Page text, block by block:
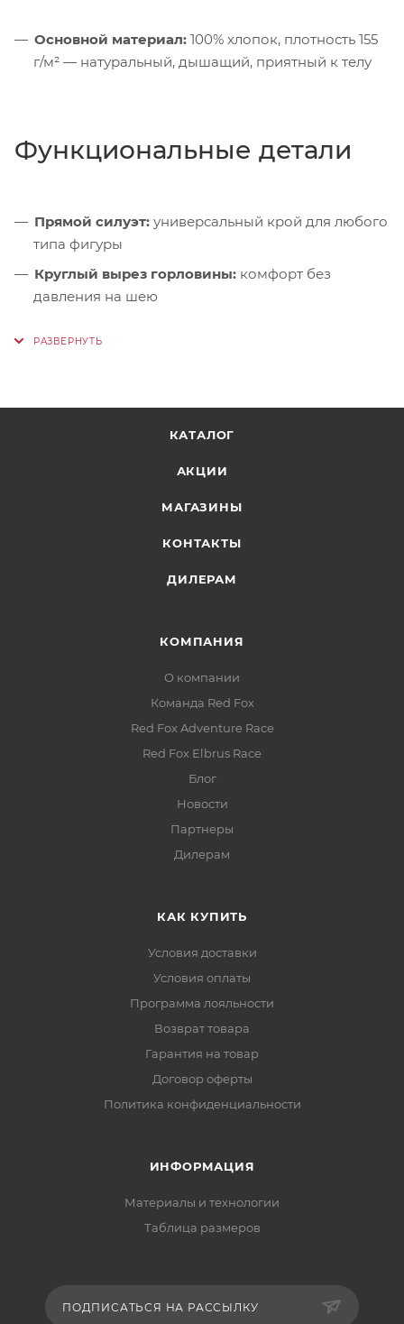
Основной материал: 100% хлопок, плотность 155
г/м² — натуральный, дышащий, приятный к телу
Функциональные детали
Прямой силуэт: универсальный крой для любого
типа фигуры
Круглый вырез горловины: комфорт без
давления на шею
стиле Red Fox
КАТАЛОГ
АКЦИИ
МАГАЗИНЫ
КОНТАКТЫ
ДИЛЕРАМ
КОМПАНИЯ
О компании
Команда Red Fox
Red Fox Adventure Race
Red Fox Elbrus Race
Блог
Новости
Партнеры
Дилерам
КАК КУПИТЬ
Условия доставки
Условия оплаты
Программа лояльности
Возврат товара
Гарантия на товар
Договор оферты
Политика конфиденциальности
ИНФОРМАЦИЯ
Материалы и технологии
Таблица размеров
ПОДПИСАТЬСЯ НА РАССЫЛКУ